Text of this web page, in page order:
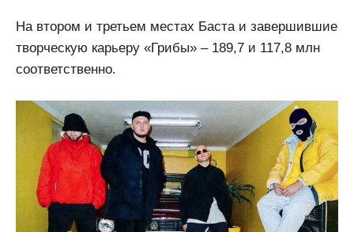
На втором и третьем местах Баста и завершившие
творческую карьеру «Грибы» – 189,7 и 117,8 млн
соответственно.